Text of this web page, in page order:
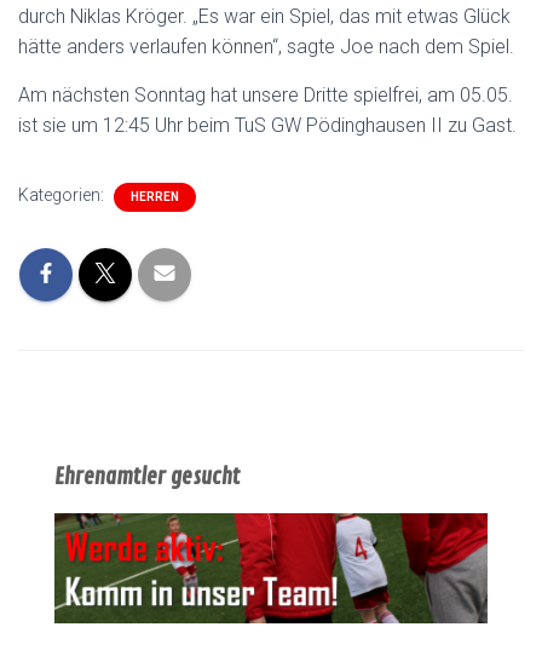
durch Niklas Kröger. „Es war ein Spiel, das mit etwas Glück
hätte anders verlaufen können“, sagte Joe nach dem Spiel.
Am nächsten Sonntag hat unsere Dritte spielfrei, am 05.05.
ist sie um 12:45 Uhr beim TuS GW Pödinghausen II zu Gast.
Kategorien: HERREN
Ehrenamtler gesucht